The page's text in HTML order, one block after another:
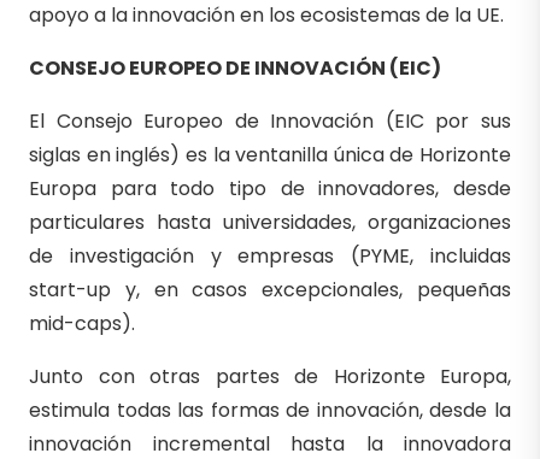
apoyo a la innovación en los ecosistemas de la UE.
CONSEJO EUROPEO DE INNOVACIÓN (EIC)
El Consejo Europeo de Innovación (EIC por sus
siglas en inglés) es la ventanilla única de Horizonte
Europa para todo tipo de innovadores, desde
particulares hasta universidades, organizaciones
de investigación y empresas (PYME, incluidas
start-up y, en casos excepcionales, pequeñas
mid-caps).
Junto con otras partes de Horizonte Europa,
estimula todas las formas de innovación, desde la
innovación incremental hasta la innovadora